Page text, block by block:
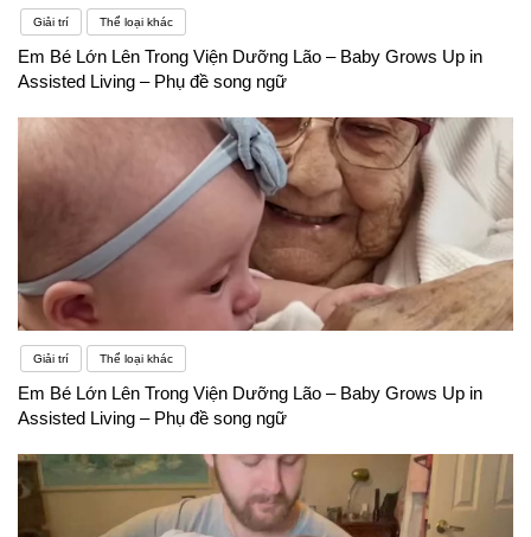
Giải trí Thể loại khác
Em Bé Lớn Lên Trong Viện Dưỡng Lão – Baby Grows Up in
Assisted Living – Phụ đề song ngữ
Giải trí Thể loại khác
Em Bé Lớn Lên Trong Viện Dưỡng Lão – Baby Grows Up in
Assisted Living – Phụ đề song ngữ